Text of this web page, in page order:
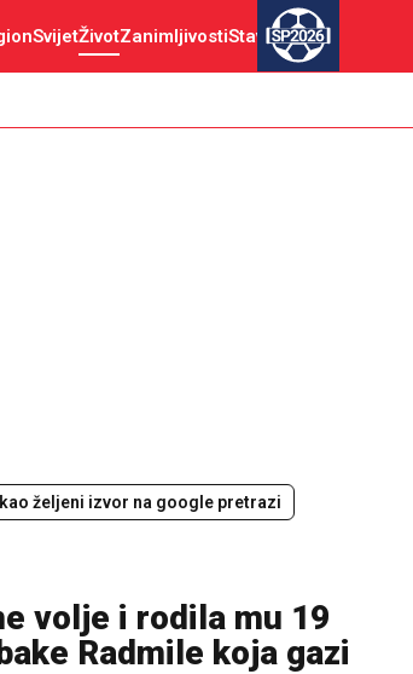
SvijetŽivotZanimljivostiStav SP2026
željeni izvor na google pretrazi
volje i rodila mu 19
Radmile koja gazi